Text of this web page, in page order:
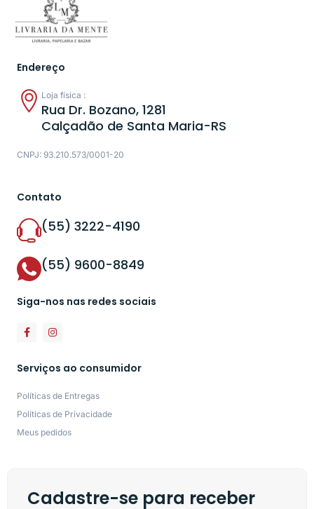
Endereço
Loja física :
Rua Dr. Bozano, 1281
Calçadão de Santa Maria-RS
CNPJ: 93.210.573/0001-20
Contato
(55) 3222-4190
(55) 9600-8849
Siga-nos nas redes sociais
Serviços ao consumidor
Políticas de Entregas
Políticas de Privacidade
Meus pedidos
Cadastre-se para receber